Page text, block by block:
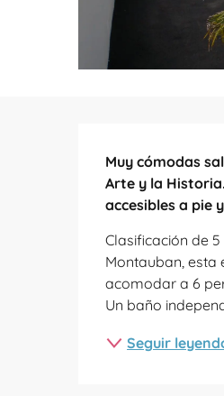
Muy cómodas
Arte y la
accesibles a pie
Clasificación de
Montauban, esta
acomodar a 6
Un baño
Seguir